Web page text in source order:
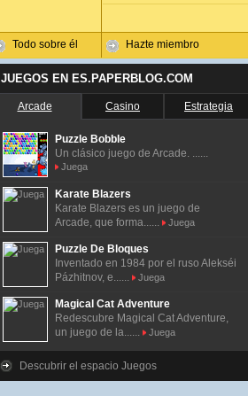
Todo sobre él Hazte miembro
JUEGOS EN ES.PAPERBLOG.COM
Arcade Casino Estrategia
Puzzle Bobble
Un clásico juego de Arcade. ......
Juega
Karate Blazers
Karate Blazers es un juego de
Arcade, que forma......
Juega
Puzzle De Bloques
Inventado en 1984 por el ruso Alekséi
Pázhitnov, e......
Juega
Magical Cat Adventure
Redescubre Magical Cat Adventure,
un juego de la......
Juega
Descubrir el espacio Juegos